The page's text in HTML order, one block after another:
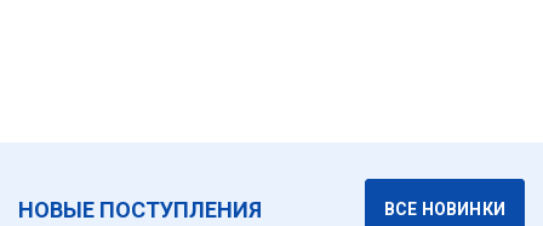
НОВЫЕ ПОСТУПЛЕНИЯ ВСЕ НОВИНКИ